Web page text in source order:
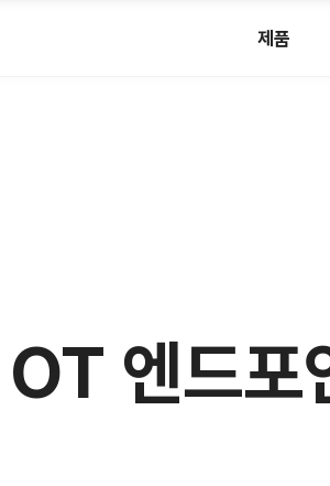
제품
OT 엔드포